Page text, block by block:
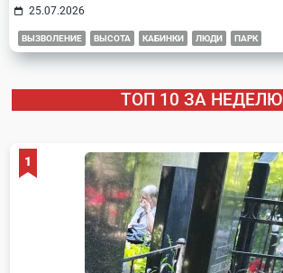
25.07.2026
ВЫЗВОЛЕНИЕ ВЫСОТА КАБИНКИ ЛЮДИ ПАРК
ТОП 10 ЗА НЕДЕЛЮ